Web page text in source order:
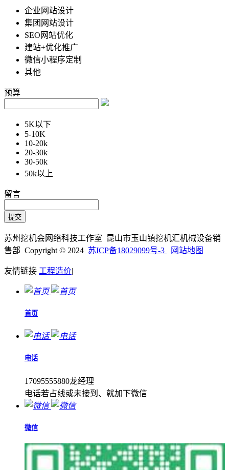
企业网站设计
集团网站设计
SEO网站优化
建站+优化推广
微信小程序定制
其他
预算
5K以下
5-10K
10-20k
20-30k
30-50k
50k以上
留言
苏州挖机会网络科技工作室 昆山市玉山镇挖机汇机械设备销
售部 Copyright © 2024 苏ICP备18029099号-3 网站地图
友情链接 工程造价|
首页
电话
17095555880龙经理
电话若占线或未接到、就加下微信
微信